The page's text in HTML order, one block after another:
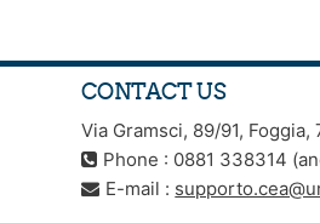
CONTACT US
Via Gramsci, 89/91, Foggia,
Phone : 0881 338314
E-mail :